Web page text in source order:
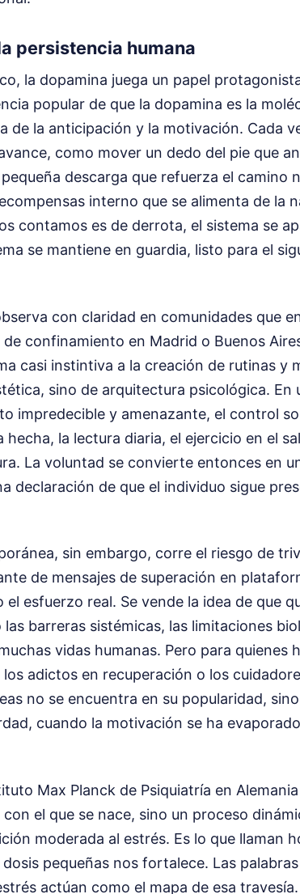
persistencia humana
la dopamina juega un papel
popular de que la dopamina es la
de la anticipación y la motivación. Cada
como mover un dedo del pie que
descarga que refuerza el camino
interno que se alimenta de la
contamos es de derrota, el sistema se
se mantiene en guardia, listo para el
con claridad en comunidades que
de confinamiento en Madrid o Buenos
casi instintiva a la creación de rutinas y
sino de arquitectura psicológica.
impredecible y amenazante, el control
la lectura diaria, el ejercicio en el
La voluntad se convierte entonces en
declaración de que el individuo sigue
sin embargo, corre el riesgo de
de mensajes de superación en
esfuerzo real. Se vende la idea de que
barreras sistémicas, las limitaciones
vidas humanas. Pero para quienes
adictos en recuperación o los
no se encuentra en su popularidad,
cuando la motivación se ha
Max Planck de Psiquiatría en
el que se nace, sino un proceso
moderada al estrés. Es lo que llaman
pequeñas nos fortalece. Las
actúan como el mapa de esa